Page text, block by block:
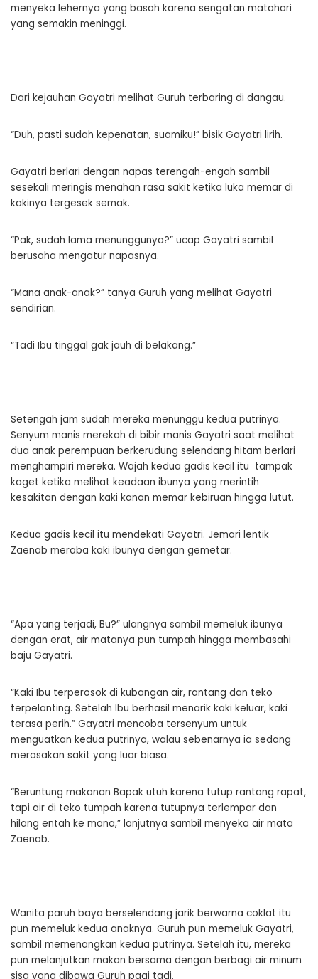
menyeka lehernya yang basah karena sengatan matahari
yang semakin meninggi.
Dari kejauhan Gayatri melihat Guruh terbaring di dangau.
“Duh, pasti sudah kepenatan, suamiku!” bisik Gayatri lirih.
Gayatri berlari dengan napas terengah-engah sambil
sesekali meringis menahan rasa sakit ketika luka memar di
kakinya tergesek semak.
“Pak, sudah lama menunggunya?” ucap Gayatri sambil
berusaha mengatur napasnya.
“Mana anak-anak?” tanya Guruh yang melihat Gayatri
sendirian.
“Tadi Ibu tinggal gak jauh di belakang.”
Setengah jam sudah mereka menunggu kedua putrinya.
Senyum manis merekah di bibir manis Gayatri saat melihat
dua anak perempuan berkerudung selendang hitam berlari
menghampiri mereka. Wajah kedua gadis kecil itu tampak
kaget ketika melihat keadaan ibunya yang merintih
kesakitan dengan kaki kanan memar kebiruan hingga lutut.
Kedua gadis kecil itu mendekati Gayatri. Jemari lentik
Zaenab meraba kaki ibunya dengan gemetar.
“Apa yang terjadi, Bu?” ulangnya sambil memeluk ibunya
dengan erat, air matanya pun tumpah hingga membasahi
baju Gayatri.
“Kaki Ibu terperosok di kubangan air, rantang dan teko
terpelanting. Setelah Ibu berhasil menarik kaki keluar, kaki
terasa perih.” Gayatri mencoba tersenyum untuk
menguatkan kedua putrinya, walau sebenarnya ia sedang
merasakan sakit yang luar biasa.
“Beruntung makanan Bapak utuh karena tutup rantang rapat,
tapi air di teko tumpah karena tutupnya terlempar dan
hilang entah ke mana,” lanjutnya sambil menyeka air mata
Zaenab.
Wanita paruh baya berselendang jarik berwarna coklat itu
pun memeluk kedua anaknya. Guruh pun memeluk Gayatri,
sambil memenangkan kedua putrinya. Setelah itu, mereka
pun melanjutkan makan bersama dengan berbagi air minum
sisa yang dibawa Guruh pagi tadi.